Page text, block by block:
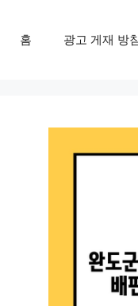
홈 광고 게재 방